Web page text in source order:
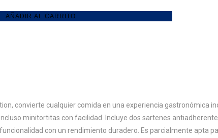
AÑADIR AL CARRITO
convierte cualquier comida en una experiencia gastronómica
minitortitas con facilidad. Incluye dos sartenes
con un rendimiento duradero. Es parcialmente apta